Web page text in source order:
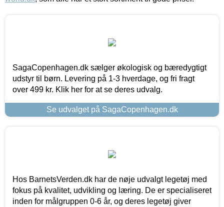
SagaCopenhagen.dk sælger økologisk og bæredygtigt
udstyr til børn. Levering på 1-3 hverdage, og fri fragt
over 499 kr. Klik her for at se deres udvalg.
Se udvalget på SagaCopenhagen.dk
Hos BarnetsVerden.dk har de nøje udvalgt legetøj med
fokus på kvalitet, udvikling og læring. De er specialiseret
inden for målgruppen 0-6 år, og deres legetøj giver